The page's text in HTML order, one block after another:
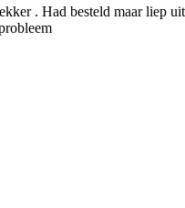
. Had besteld maar liep